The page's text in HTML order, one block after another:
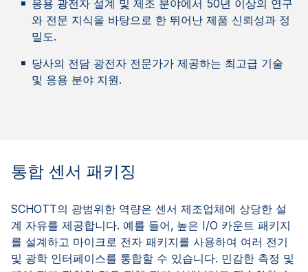
응용 광전자 설계 및 제조 분야에서 50년 이상의 연구
와 전문 지식을 바탕으로 한 뛰어난 제품 신뢰성과 정
밀도.
당사의 전담 광전자 전문가가 제공하는 최고급 기술
및 응용 분야 지원.
통합 센서 패키징
SCHOTT의 광범위한 역량은 센서 제조업체에 상당한 설
계 자유를 제공합니다. 예를 들어, 높은 I/O 카운트 패키지
를 설계하고 마이크로 전자 패키지를 사용하여 여러 전기
및 광학 인터페이스를 통합할 수 있습니다. 민감한 측정 및